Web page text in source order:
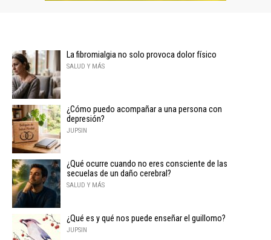
La fibromialgia no solo provoca dolor físico
SALUD Y MÁS
¿Cómo puedo acompañar a una persona con
depresión?
JUPSIN
¿Qué ocurre cuando no eres consciente de las
secuelas de un daño cerebral?
SALUD Y MÁS
¿Qué es y qué nos puede enseñar el guillomo?
JUPSIN